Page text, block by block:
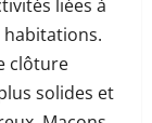
liées à
clôture
solides et